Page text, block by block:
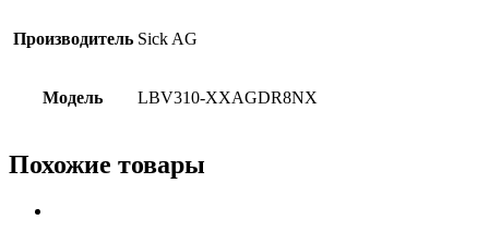
Производитель Sick AG
Модель LBV310-XXAGDR8NX
Похожие товары